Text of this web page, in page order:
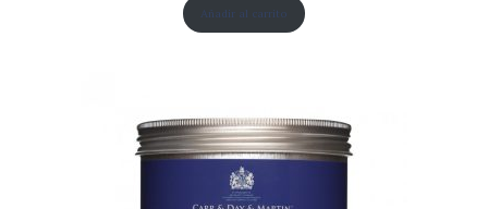
Añadir al carrito